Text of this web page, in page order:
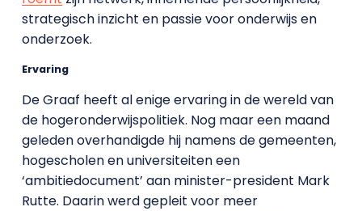
strategisch inzicht en passie voor onderwijs en
onderzoek.
Ervaring
De Graaf heeft al enige ervaring in de wereld van
de hogeronderwijspolitiek. Nog maar een maand
geleden overhandigde hij namens de gemeenten,
hogescholen en universiteiten een
‘ambitiedocument’ aan minister-president Mark
Rutte. Daarin werd gepleit voor meer